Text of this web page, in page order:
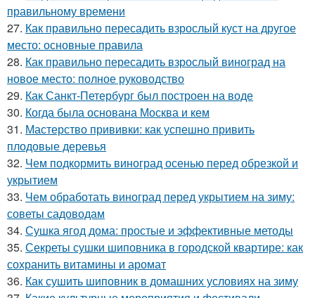
правильному времени
27. Как правильно пересадить взрослый куст на другое
место: основные правила
28. Как правильно пересадить взрослый виноград на
новое место: полное руководство
29. Как Санкт-Петербург был построен на воде
30. Когда была основана Москва и кем
31. Мастерство прививки: как успешно привить
плодовые деревья
32. Чем подкормить виноград осенью перед обрезкой и
укрытием
33. Чем обработать виноград перед укрытием на зиму:
советы садоводам
34. Сушка ягод дома: простые и эффективные методы
35. Секреты сушки шиповника в городской квартире: как
сохранить витамины и аромат
36. Как сушить шиповник в домашних условиях на зиму